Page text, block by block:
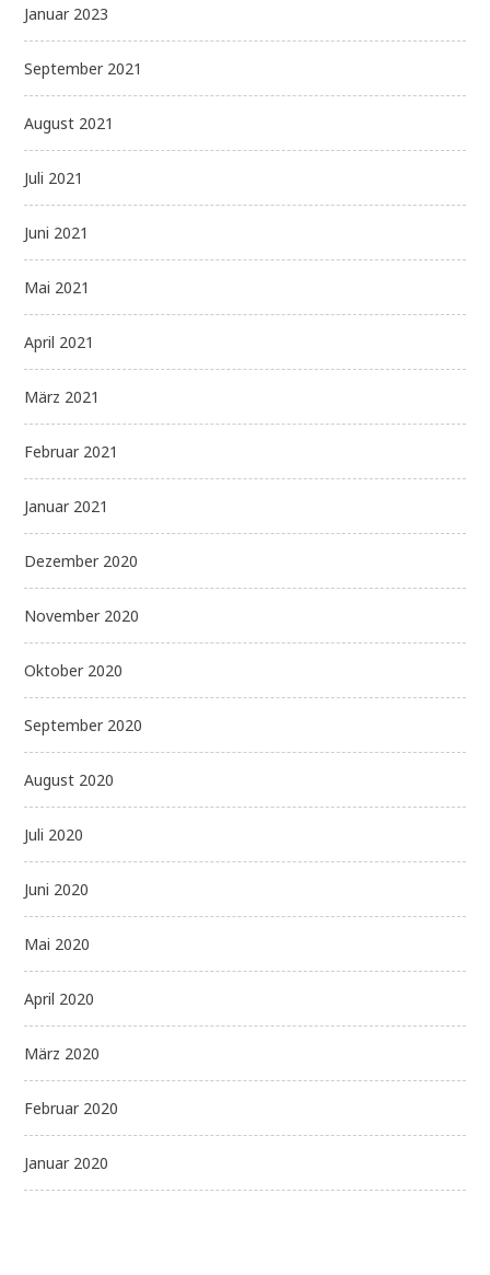
Januar 2023
September 2021
August 2021
Juli 2021
Juni 2021
Mai 2021
April 2021
März 2021
Februar 2021
Januar 2021
Dezember 2020
November 2020
Oktober 2020
September 2020
August 2020
Juli 2020
Juni 2020
Mai 2020
April 2020
März 2020
Februar 2020
Januar 2020